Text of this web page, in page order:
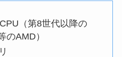
（第8世代以降の
のAMD）